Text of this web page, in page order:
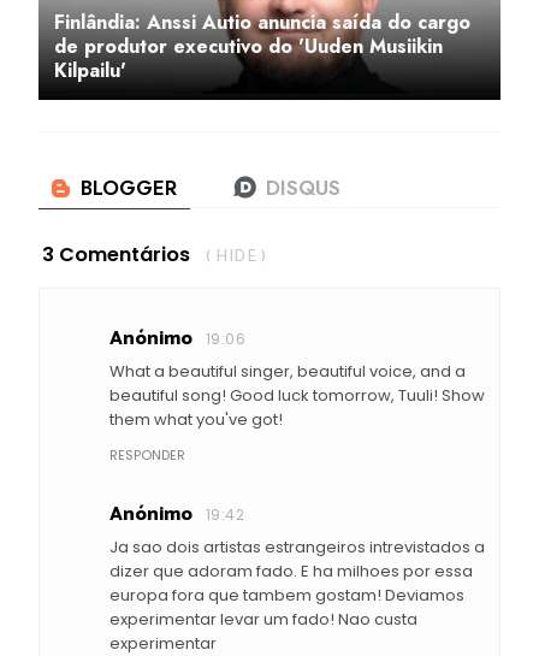
Finlândia: Anssi Autio anuncia saída do cargo
de produtor executivo do 'Uuden Musiikin
Kilpailu'
3 Comentários ( HIDE )
Anónimo 19:06
What a beautiful singer, beautiful voice, and a
beautiful song! Good luck tomorrow, Tuuli! Show
them what you've got!
RESPONDER
Anónimo 19:42
Ja sao dois artistas estrangeiros intrevistados a
dizer que adoram fado. E ha milhoes por essa
europa fora que tambem gostam! Deviamos
experimentar levar um fado! Nao custa
experimentar